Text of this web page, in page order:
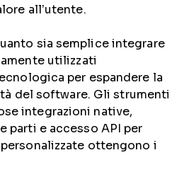
all’utente.
sia semplice integrare
utilizzati
per espandere la
del software. Gli strumenti
integrazioni native,
parti e accesso API per
ottengono i